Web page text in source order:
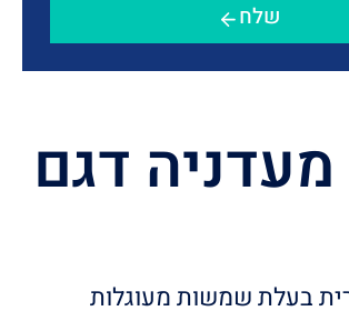
שלח
דגם
בעלת שמשות מעוגלות